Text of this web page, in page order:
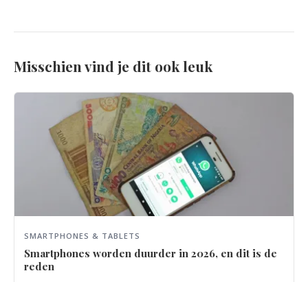
Misschien vind je dit ook leuk
SMARTPHONES & TABLETS
Smartphones worden duurder in 2026, en dit is de
reden